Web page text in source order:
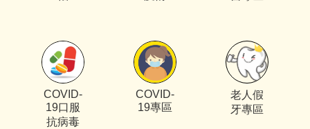
COVID-
19口服
抗病毒
COVID-
19專區
老人假
牙專區